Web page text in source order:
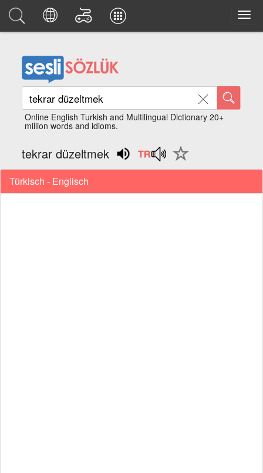
Online English Turkish and Multilingual Dictionary 20+
million words and idioms.
tekrar düzeltmek
Türkisch - Englisch